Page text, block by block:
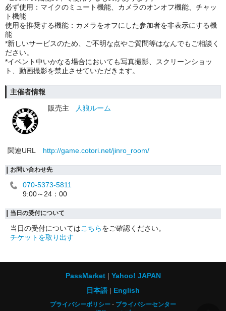
必ず使用：マイクのミュート機能、カメラのオンオフ機能、チャッ
ト機能
使用を推奨する機能：カメラをオフにした参加者を非表示にする機
能
*新しいサービスのため、ご不明な点やご質問等はなんでもご相談く
ださい。
*イベント中いかなる場合においても写真撮影、スクリーンショッ
ト、動画撮影を禁止させていただきます。
主催者情報
販売主
人狼ルーム
関連URL http://game.cotori.net/jinro_room/
お問い合わせ先
070-5373-5811
9:00～24：00
当日の受付について
当日の受付についてはこちらをご確認ください。
チケットを取り出す
PassMarket
Yahoo! JAPAN
日本語
English
プライバシーポリシー
プライバシーセンター